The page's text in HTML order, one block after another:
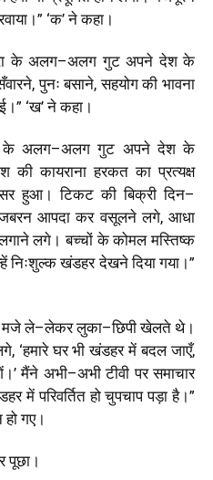
” ‘क’ने कहा।
के अलग–अलग गुट अपने देश के
,पुनः बसाने,सहयोग की भावना
” ‘ख’ने कहा।
के अलग–अलग गुट अपने देश के
की कायराना हरकत का प्रत्यक्ष
हुआ। टिकट की बिक्री दिन–
आपदा कर वसूलने लगे,आधा
लगे। बच्चों के कोमल मस्तिष्क
निःशुल्क खंडहर देखने दिया गया।”
मजे ले–लेकर लुका–छिपी खेलते थे।
, ‘हमारे घर भी खंडहर में बदल जाएँ,
’मैंने अभी–अभी टीवी पर समाचार
में परिवर्तित हो चुपचाप पड़ा है।”
हो गए।
पूछा।